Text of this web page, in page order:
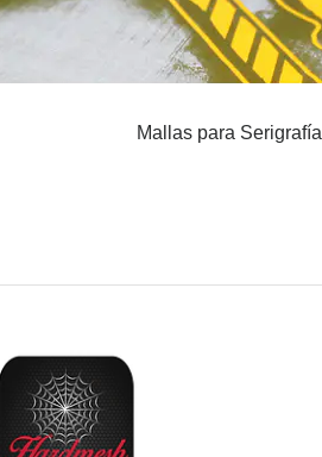
Mallas para Serigrafía